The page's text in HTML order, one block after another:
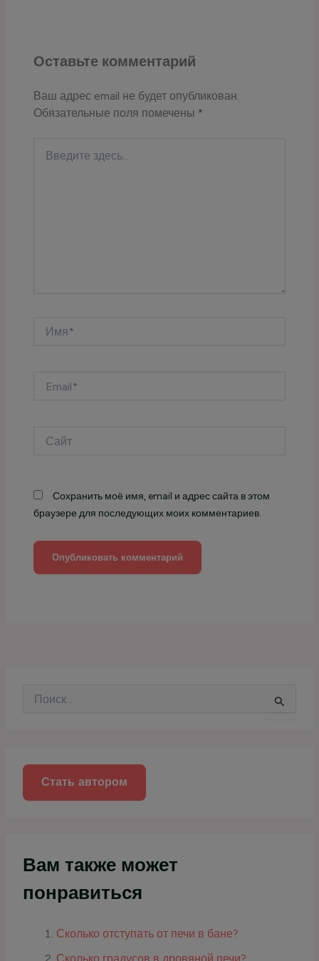
Оставьте комментарий
Ваш адрес email не будет опубликован.
Обязательные поля помечены *
здесь...
Сохранить моё имя, email и адрес сайта в этом
браузере для последующих моих комментариев.
Стать автором
Вам также может
понравиться
Сколько отступать от печи в бане?